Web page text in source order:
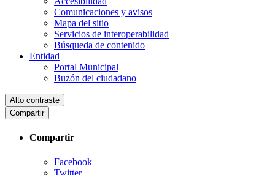
Comunicaciones y avisos
Mapa del sitio
Servicios de interoperabilidad
Búsqueda de contenido
Entidad
Portal Municipal
Buzón del ciudadano
Alto contraste
Compartir
Compartir
Facebook
Twitter